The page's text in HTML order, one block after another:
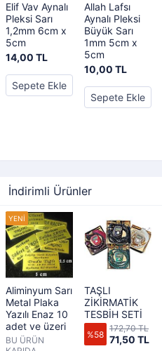
Elif Vav Aynalı
Pleksi Sarı
1,2mm 6cm x
5cm
14,00 TL
Sepete Ekle
Allah Lafsı
Aynalı Pleksi
Büyük Sarı
1mm 5cm x
5cm
10,00 TL
Sepete Ekle
İndirimli Ürünler
Aliminyum Sarı
Metal Plaka
Yazılı Enaz 10
adet ve üzeri
BU ÜRÜN
TAŞLI
ZİKİRMATİK
TESBİH SETİ
%58 71,50 TL
172,70 TL